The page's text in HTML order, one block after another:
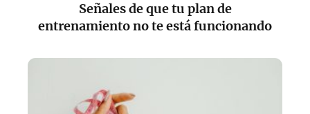
Señales de que tu plan de
entrenamiento no te está funcionando